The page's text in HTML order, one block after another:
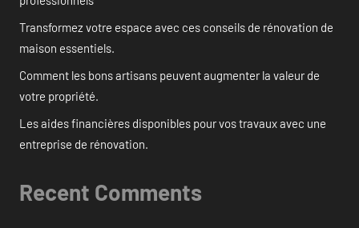
Transformez votre espace avec ces conseils de rénovation de
maison essentiels.
Comment les bons artisans peuvent augmenter la valeur de
votre propriété.
Les aides financières disponibles pour vos travaux avec une
entreprise de rénovation.
Recent Comments